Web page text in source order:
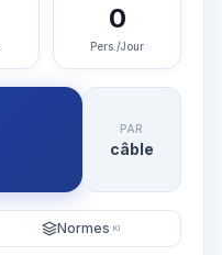
0
Pers./Jour
PAR
câble
Normes KI